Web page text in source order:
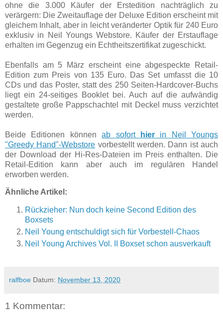
ohne die 3.000 Käufer der Erstedition nachträglich zu
verärgern: Die Zweitauflage der Deluxe Edition erscheint mit
gleichem Inhalt, aber in leicht veränderter Optik für 240 Euro
exklusiv in Neil Youngs Webstore. Käufer der Erstauflage
erhalten im Gegenzug ein Echtheitszertifikat zugeschickt.
Ebenfalls am 5 März erscheint eine abgespeckte Retail-
Edition zum Preis von 135 Euro. Das Set umfasst die 10
CDs und das Poster, statt des 250 Seiten-Hardcover-Buchs
liegt ein 24-seitiges Booklet bei. Auch auf die aufwändig
gestaltete große Pappschachtel mit Deckel muss verzichtet
werden.
Beide Editionen könnenab sofort hierin Neil Youngs
"Greedy Hand"-Webstore vorbestellt werden. Dann ist auch
der Download der Hi-Res-Dateien im Preis enthalten. Die
Retail-Edition kann aber auch im regulären Handel
erworben werden.
Ähnliche Artikel:
Rückzieher: Nun doch keine Second Edition des
Boxsets
Neil Young entschuldigt sich für Vorbestell-Chaos
Neil Young Archives Vol. II Boxset schon ausverkauft
ralfboe Datum: November 13, 2020
1 Kommentar: